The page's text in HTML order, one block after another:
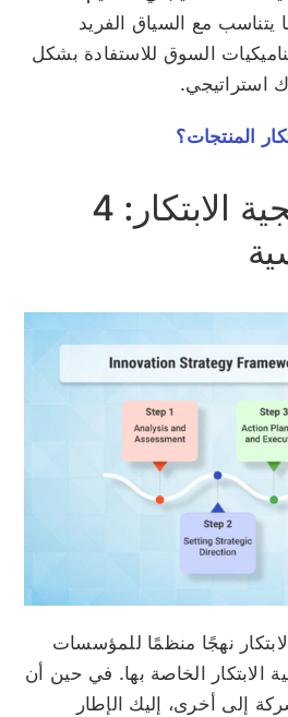
يتناسب مع السياق الفريد
السوق للاستفادة بشكل
استراتيجي.
المنتجات؟
إطار استراتيجية الابتكار: 4
نهجًا منظمًا للمؤسسات
الابتكار الخاصة بها. في حين أن
إلى أخرى، إليك الإطار